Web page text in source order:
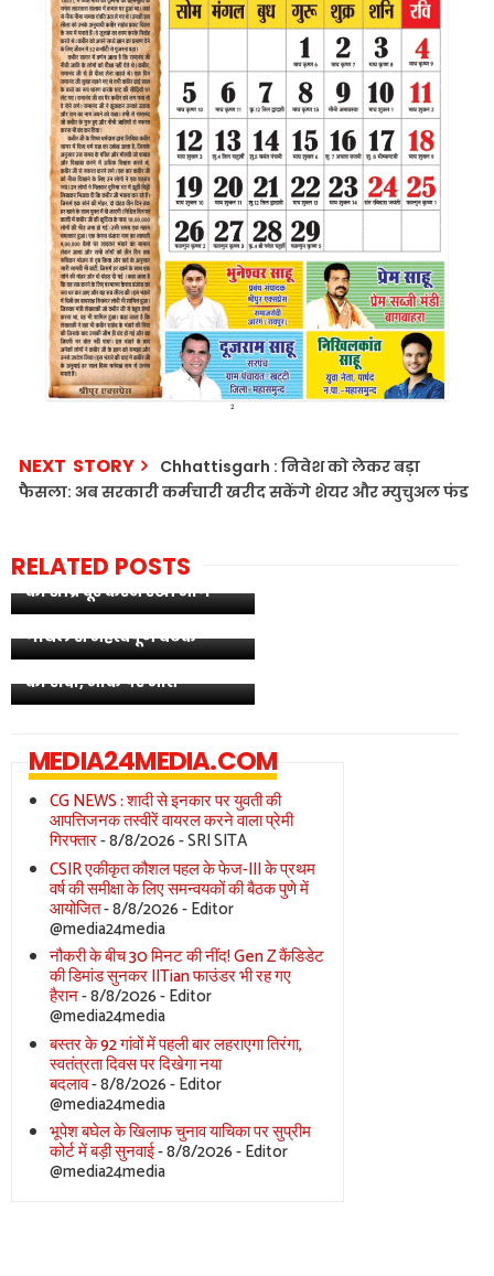
NEXT STORY
Chhattisgarh : निवेश को लेकर बड़ा
फैसला: अब सरकारी कर्मचारी खरीद सकेंगे शेयर और म्युचुअल फंड
RELATED POSTS
भाग, किसानों की समस्याओं
को शीघ्र दूर करने रखी मांग
छत्तीसगढ़ के विकास और
औद्योगिक नीतियों पर सीएम
साय की केंद्रीय मंत्री पीयूष
गोयल से महत्वपूर्ण बैठक
Chhattisgarh : अवैध रेत
परिवहन करते ट्रैक्टर ने बच्ची
को रौंदा, मौके पर मौत
MEDIA24MEDIA.COM
CG NEWS : शादी से इनकार पर युवती की
आपत्तिजनक तस्वीरें वायरल करने वाला प्रेमी
गिरफ्तार- 8/8/2026- SRI SITA
CSIR एकीकृत कौशल पहल के फेज-III के प्रथम
वर्ष की समीक्षा के लिए समन्वयकों की बैठक पुणे में
आयोजित- 8/8/2026- Editor
@media24media
नौकरी के बीच 30 मिनट की नींद! Gen Z कैंडिडेट
की डिमांड सुनकर IITian फाउंडर भी रह गए
हैरान- 8/8/2026- Editor
@media24media
बस्तर के 92 गांवों में पहली बार लहराएगा तिरंगा,
स्वतंत्रता दिवस पर दिखेगा नया
बदलाव- 8/8/2026- Editor
@media24media
भूपेश बघेल के खिलाफ चुनाव याचिका पर सुप्रीम
कोर्ट में बड़ी सुनवाई- 8/8/2026- Editor
@media24media